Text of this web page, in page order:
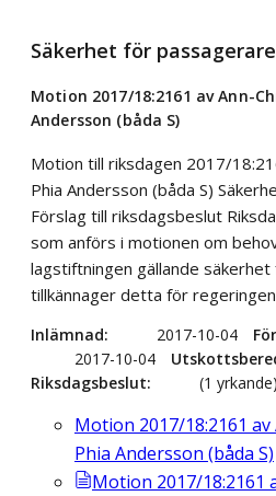
Säkerhet för
Motion 2017/18:2161 av Ann-
Andersson (båda S)
Motion till riksdagen 2017/
Phia Andersson (båda S)
Förslag till riksdagsbeslut
som anförs i motionen om
lagstiftningen gällande
tillkännager detta för
Inlämnad 2017-10-04
2017-10-04
Riksdagsbeslut
(1
Motion 2017/18:2161
Phia Andersson (båda S)
Motion 2017/18:2161